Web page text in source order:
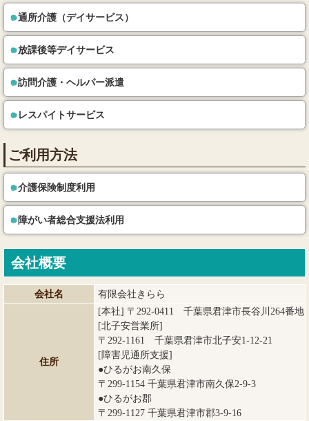
通所介護（デイサービス）
放課後等デイサービス
訪問介護・ヘルパー派遣
レスパイトサービス
ご利用方法
介護保険制度利用
障がい者総合支援法利用
会社概要
会社名 有限会社きらら
住所
[本社] 〒292-0411 千葉県君津市長谷川264番地
[北子安営業所]
〒292-1161 千葉県君津市北子安1-12-21
[障害児通所支援]
●ひるがお南久保
〒299-1154 千葉県君津市南久保2-9-3
●ひるがお郡
〒299-1127 千葉県君津市郡3-9-16